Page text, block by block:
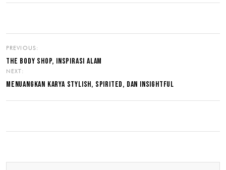
PREVIOUS:
THE BODY SHOP, INSPIRASI ALAM
NEXT:
MENUANGKAN KARYA STYLISH, SPIRITED, DAN INSIGHTFUL